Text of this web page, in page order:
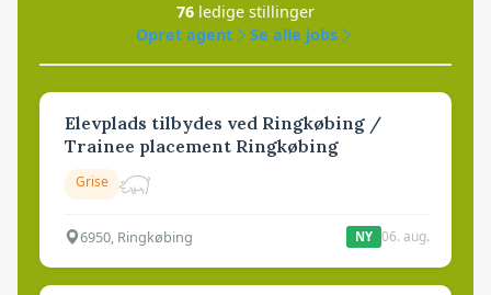
76 ledige stillinger
Opret agent
Se alle jobs
Elevplads tilbydes ved Ringkøbing /
Trainee placement Ringkøbing
Grise
6950, Ringkøbing NY 06. aug.